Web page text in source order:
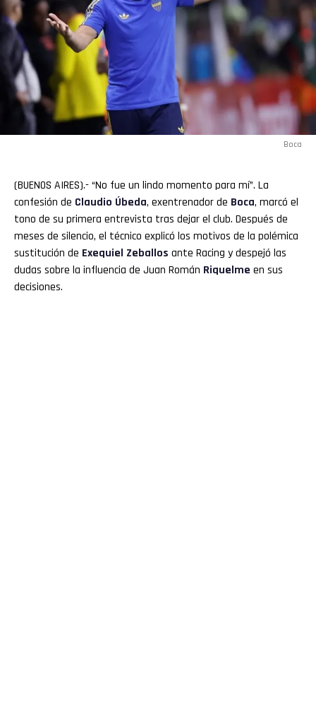
Boca
(BUENOS AIRES).- “No fue un lindo momento para mí”. La
confesión de Claudio Úbeda, exentrenador de Boca, marcó el
tono de su primera entrevista tras dejar el club. Después de
meses de silencio, el técnico explicó los motivos de la polémica
sustitución de Exequiel Zeballos ante Racing y despejó las
dudas sobre la influencia de Juan Román Riquelme en sus
decisiones.